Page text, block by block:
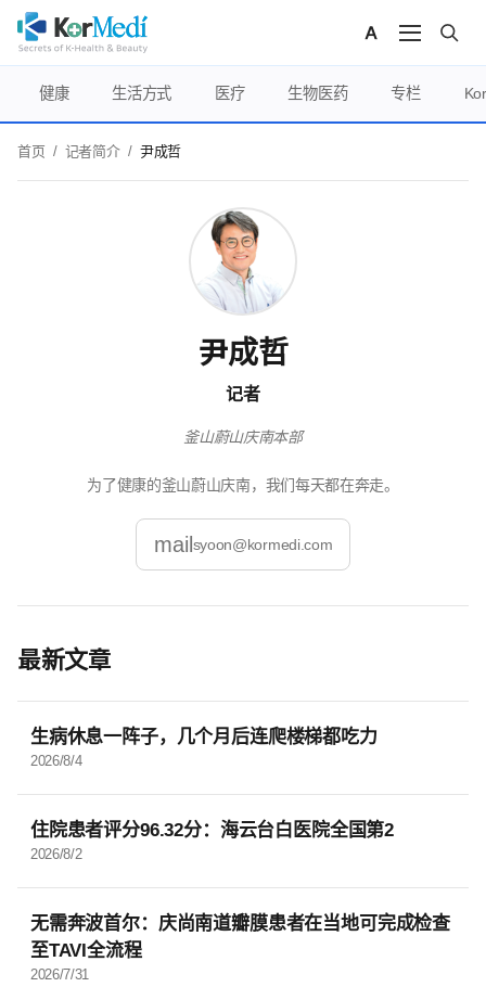
健康 生活方式 医疗 生物医药 专栏
首页 / 记者简介/ 尹成哲
尹成哲
记者
釜山蔚山庆南本部
为了健康的釜山蔚山庆南，我们每天都在奔走。
mail syoon@kormedi.com
最新文章
生病休息一阵子，几个月后连爬楼梯都吃力
2026/8/4
住院患者评分96.32分：海云台白医院全国第2
2026/8/2
无需奔波首尔：庆尚南道瓣膜患者在当地可完成检查
至TAVI全流程
2026/7/31